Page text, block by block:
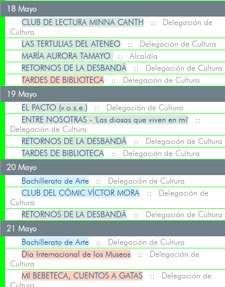
18 Mayo
CLUB DE LECTURA MINNA CANTH :: Delegación de
Cultura
LAS TERTULIAS DEL ATENEO :: Delegación de Cultura
MARÍA AURORA TAMAYO
:: Alcaldía
RETORNOS DE LA DESBANDÁ :: Delegación de Cultura
TARDES DE BIBLIOTECA :: Delegación de Cultura
19 Mayo
EL PACTO (v.o.s.e.) :: Delegación de Cultura
ENTRE NOSOTRAS - 'Las diosas que viven en mí' ::
Delegación de Cultura
RETORNOS DE LA DESBANDÁ :: Delegación de Cultura
TARDES DE BIBLIOTECA :: Delegación de Cultura
20 Mayo
Bachillerato de Arte :: Delegación de Cultura
CLUB DEL CÓMIC VÍCTOR MORA :: Delegación de
Cultura
RETORNOS DE LA DESBANDÁ :: Delegación de Cultura
21 Mayo
Bachillerato de Arte :: Delegación de Cultura
Día Internacional de los Museos :: Delegación de
Cultura
MI BEBETECA, CUENTOS A GATAS :: Delegación de